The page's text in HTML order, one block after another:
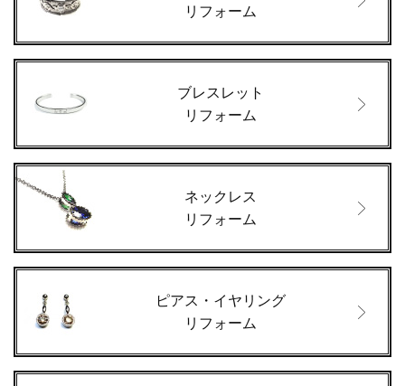
リフォーム
ブレスレット
リフォーム
ネックレス
リフォーム
ピアス・イヤリング
リフォーム